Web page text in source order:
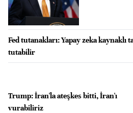
Fed tutanakları: Yapay zeka kaynaklı
tutabilir
Trump: İran'la ateşkes bitti, İran'ı
vurabiliriz